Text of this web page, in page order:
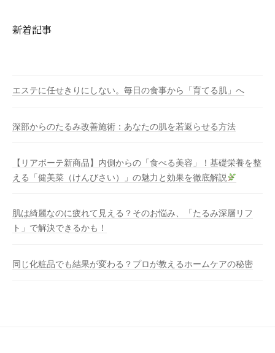
新着記事
エステに任せきりにしない。毎日の食事から「育てる肌」へ
深部からのたるみ改善施術：あなたの肌を若返らせる方法
【リアボーテ新商品】内側からの「食べる美容」！基礎栄養を整
える「健美菜（けんびさい）」の魅力と効果を徹底解説
肌は綺麗なのに疲れて見える？そのお悩み、「たるみ深層リフ
ト」で解決できるかも！
同じ化粧品でも結果が変わる？プロが教えるホームケアの秘密